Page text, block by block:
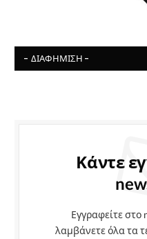
- ΔΙΑΦΉΜΙΣΗ -
Κάντε
Εγγραφείτε στο
λαμβάνετε όλα τα